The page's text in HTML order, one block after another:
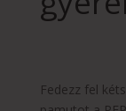
Fedezz fel